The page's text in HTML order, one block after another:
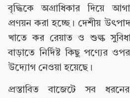
বৃদ্ধিকে অগ্রাধিকার দিয়ে
প্রণয়ন করা হচ্ছে। দেশীয়
খাতে কর রেয়াত ও শুল্ক
বাড়াতে নির্দিষ্ট কিছু পণ্যের
উদ্যোগ নেওয়া হয়েছে।
প্রস্তাবিত বাজেটে সব